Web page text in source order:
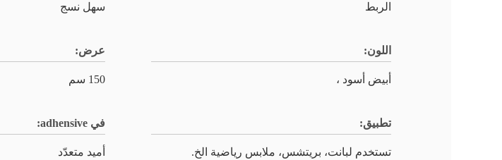
الربط سهل نسج
اللون:
أبيض أسود ،
عرض:
150 سم
تطبيق:
تستخدم لبانت، بريتشس، ملابس رياضية الخ.
في adhensive:
أميد متعدّد